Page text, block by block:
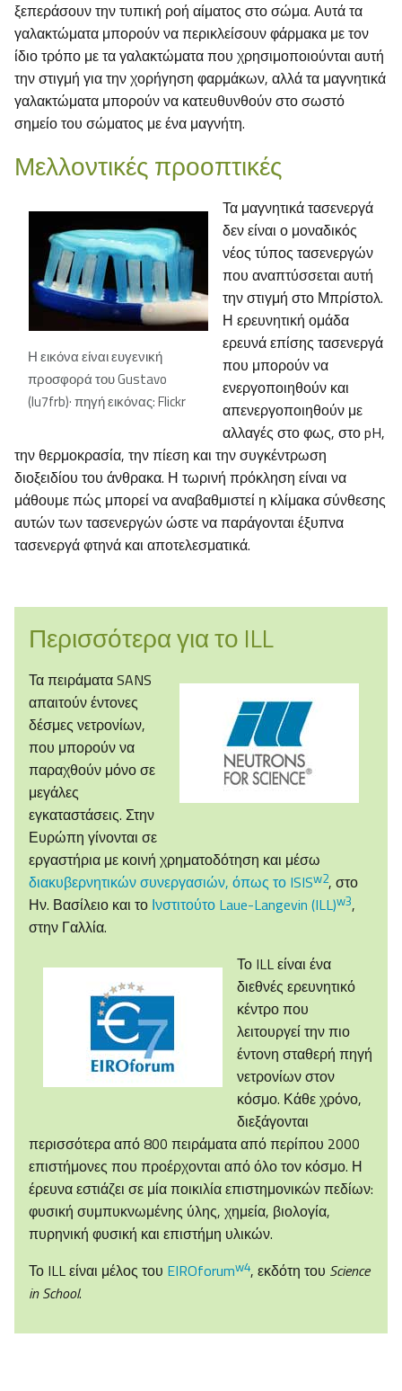
ξεπεράσουν την τυπική ροή αίματος στο σώμα. Αυτά τα
γαλακτώματα μπορούν να περικλείσουν φάρμακα με τον
ίδιο τρόπο με τα γαλακτώματα που χρησιμοποιούνται αυτή
την στιγμή για την χορήγηση φαρμάκων, αλλά τα μαγνητικά
γαλακτώματα μπορούν να κατευθυνθούν στο σωστό
σημείο του σώματος με ένα μαγνήτη.
Μελλοντικές προοπτικές
Η εικόνα είναι ευγενική
προσφορά του Gustavo
(lu7frb)· πηγή εικόνας: Flickr
Τα μαγνητικά τασενεργά
δεν είναι ο μοναδικός
νέος τύπος τασενεργών
που αναπτύσσεται αυτή
την στιγμή στο Μπρίστολ.
Η ερευνητική ομάδα
ερευνά επίσης τασενεργά
που μπορούν να
ενεργοποιηθούν και
απενεργοποιηθούν με
αλλαγές στο φως, στο pH,
την θερμοκρασία, την πίεση και την συγκέντρωση
διοξειδίου του άνθρακα. Η τωρινή πρόκληση είναι να
μάθουμε πώς μπορεί να αναβαθμιστεί η κλίμακα σύνθεσης
αυτών των τασενεργών ώστε να παράγονται έξυπνα
τασενεργά φτηνά και αποτελεσματικά.
Περισσότερα για το ILL
Τα πειράματα SANS
απαιτούν έντονες
δέσμες νετρονίων,
που μπορούν να
παραχθούν μόνο σε
μεγάλες
εγκαταστάσεις. Στην
Ευρώπη γίνονται σε
εργαστήρια με κοινή χρηματοδότηση και μέσω
διακυβερνητικών συνεργασιών, όπως το ISISw2, στο
Ην. Βασίλειο και το Ινστιτούτο Laue-Langevin (ILL)w3,
στην Γαλλία.
Το ILL είναι ένα
διεθνές ερευνητικό
κέντρο που
λειτουργεί την πιο
έντονη σταθερή πηγή
νετρονίων στον
κόσμο. Κάθε χρόνο,
διεξάγονται
περισσότερα από 800 πειράματα από περίπου 2000
επιστήμονες που προέρχονται από όλο τον κόσμο. Η
έρευνα εστιάζει σε μία ποικιλία επιστημονικών πεδίων:
φυσική συμπυκνωμένης ύλης, χημεία, βιολογία,
πυρηνική φυσική και επιστήμη υλικών.
Το ILL είναι μέλος του EIROforumw4, εκδότη του Science
in School.